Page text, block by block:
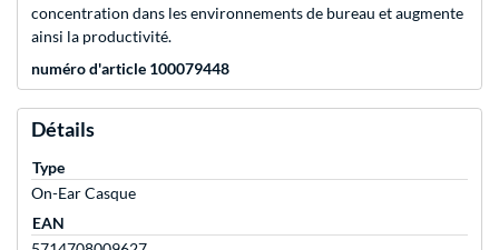
concentration dans les environnements de bureau et augmente
ainsi la productivité.
numéro d'article 100079448
Détails
Type
On-Ear Casque
EAN